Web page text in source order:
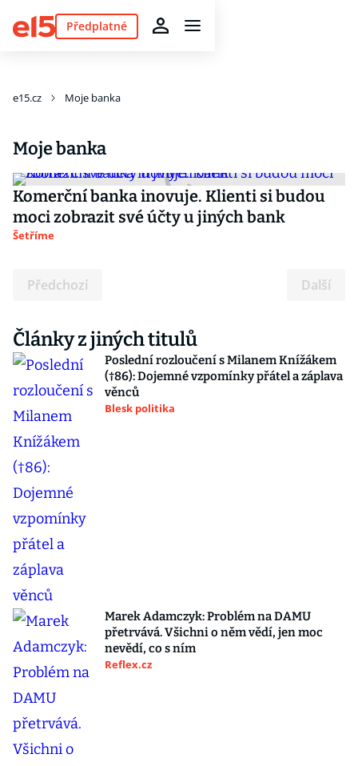
Předplatné
e15.cz Moje banka
Moje banka
Komerční banka inovuje. Klienti si budou
moci zobrazit své účty u jiných bank
Šetříme
Předchozí Další
Články z jiných titulů
Poslední rozloučení s Milanem Knížákem
(†86): Dojemné vzpomínky přátel a záplava
věnců
Blesk politika
Marek Adamczyk: Problém na DAMU
přetrvává. Všichni o něm vědí, jen moc
nevědí, co s ním
Reflex.cz